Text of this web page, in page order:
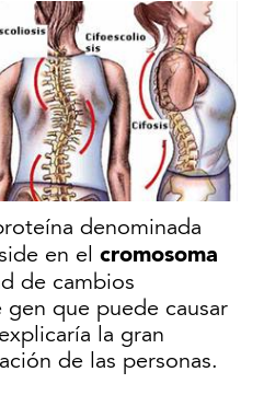
denominada
en el cromosoma
de cambios
gen que puede causar
la gran
de las personas.